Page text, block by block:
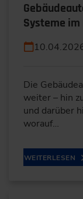
Systeme im
Die
weiter – hin
und darüber
worauf…
WEITERLESEN